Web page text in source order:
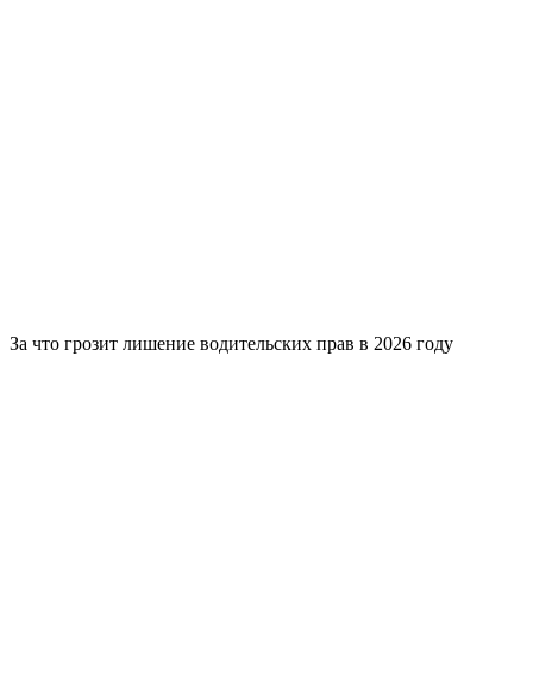
За что грозит лишение водительских прав в 2026 году